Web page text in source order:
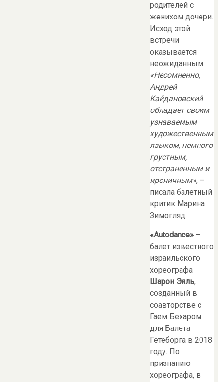
родителей с
женихом дочери.
Исход этой
встречи
оказывается
неожиданным.
«Несомненно,
Андрей
Кайдановский
обладает своим
узнаваемым
художественным
языком, немного
грустным,
отстраненным и
ироничным», –
писала балетный
критик Марина
Зимогляд.
«Autodance» –
балет известного
израильского
хореографа
Шарон Эяль,
созданный в
соавторстве с
Гаем Бехаром
для Балета
Гётеборга в 2018
году. По
признанию
хореографа, в